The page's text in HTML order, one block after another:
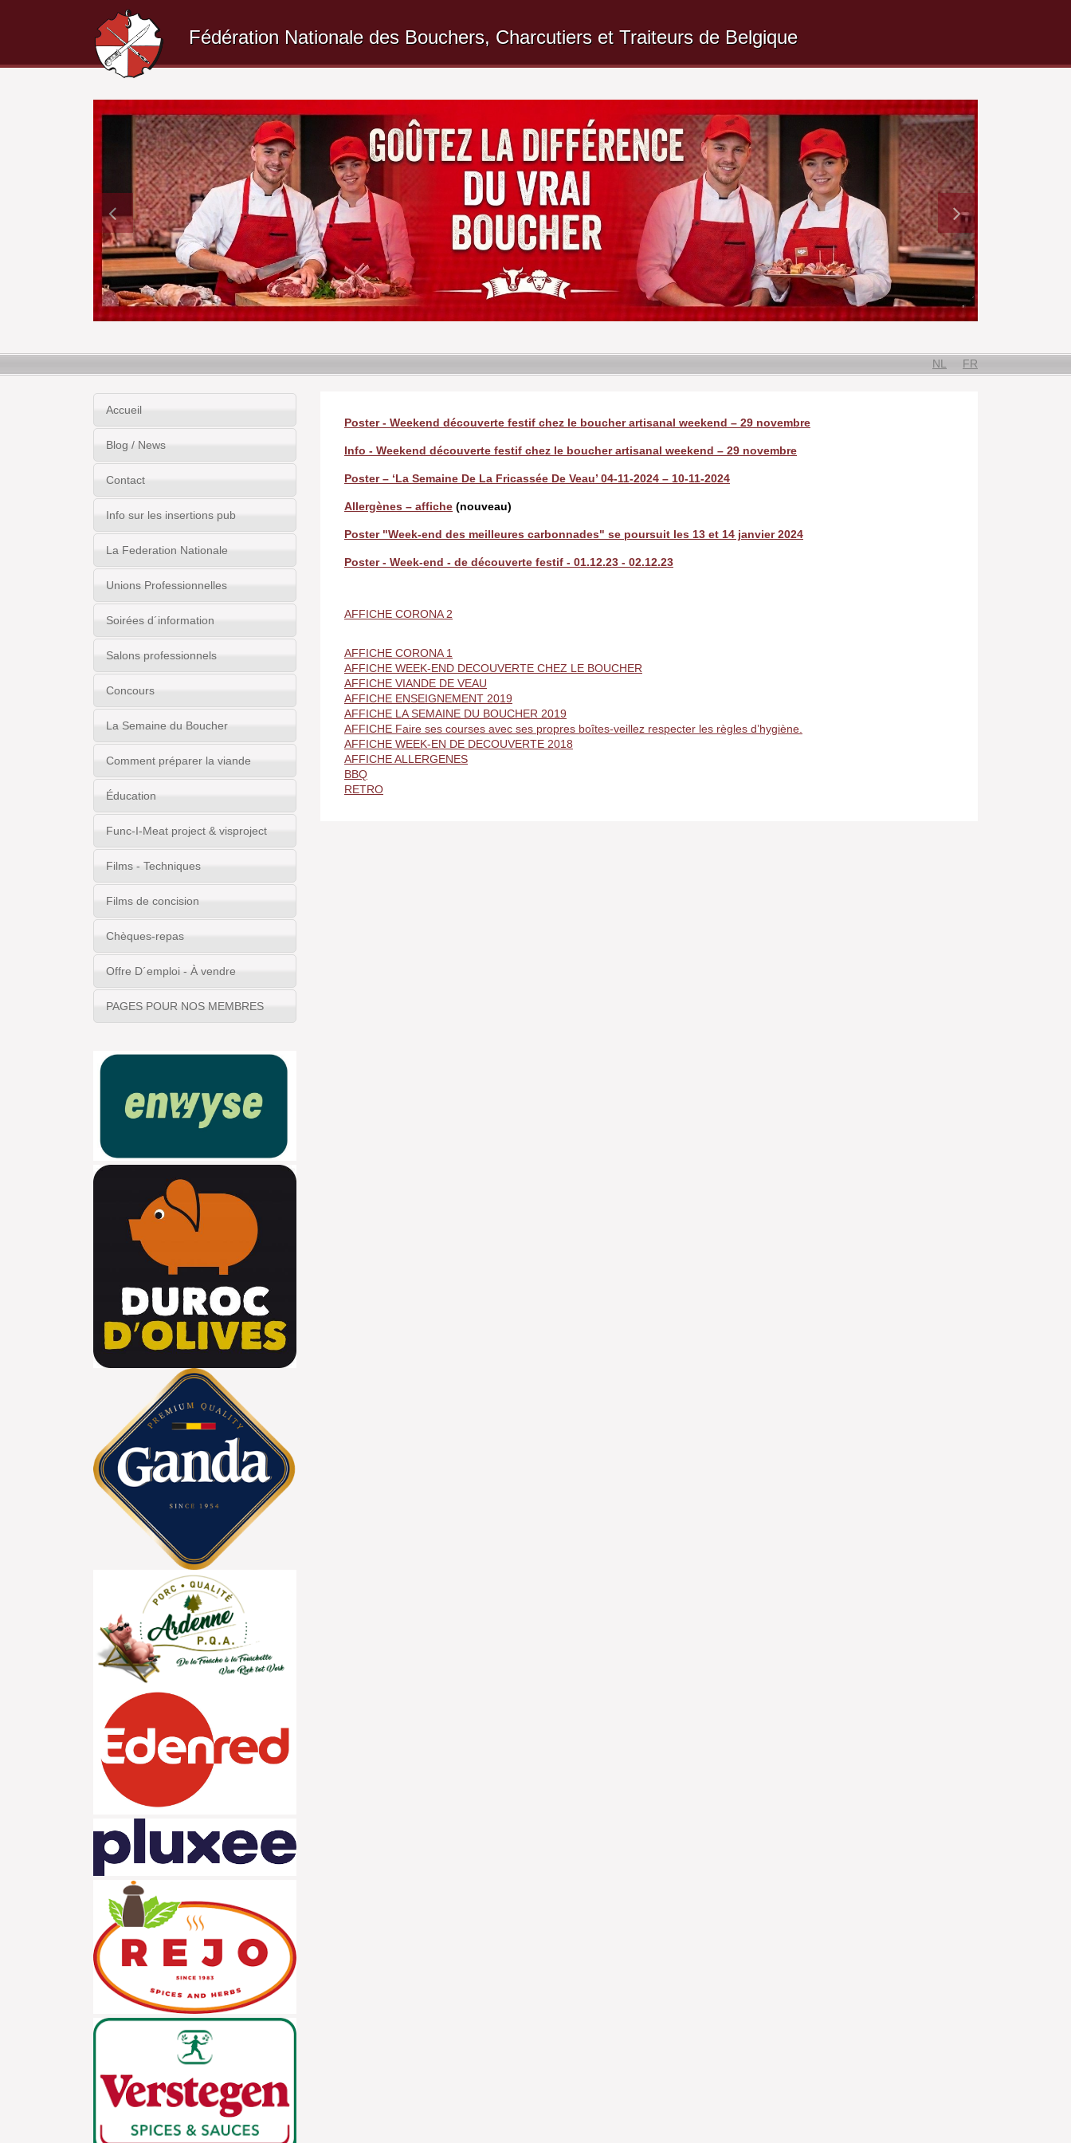
Fédération Nationale des Bouchers, Charcutiers et Traiteurs de Belgique
NL FR
Accueil
Blog / News
Contact
Info sur les insertions pub
La Federation Nationale
Unions Professionnelles
Soirées d´information
Salons professionnels
Concours
La Semaine du Boucher
Comment préparer la viande
Éducation
Func-I-Meat project & visproject
Films - Techniques
Films de concision
Chèques-repas
Offre D´emploi - À vendre
PAGES POUR NOS MEMBRES
Poster - Weekend découverte festif chez le boucher artisanal weekend – 29 novembre
Info - Weekend découverte festif chez le boucher artisanal weekend – 29 novembre
Poster – ‘La Semaine De La Fricassée De Veau’ 04-11-2024 – 10-11-2024
Allergènes – affiche (nouveau)
Poster "Week-end des meilleures carbonnades" se poursuit les 13 et 14 janvier 2024
Poster - Week-end - de découverte festif - 01.12.23 - 02.12.23
AFFICHE CORONA 2
AFFICHE CORONA 1
AFFICHE WEEK-END DECOUVERTE CHEZ LE BOUCHER
AFFICHE VIANDE DE VEAU
AFFICHE ENSEIGNEMENT 2019
AFFICHE LA SEMAINE DU BOUCHER 2019
AFFICHE Faire ses courses avec ses propres boîtes-veillez respecter les règles d’hygiène.
AFFICHE WEEK-EN DE DECOUVERTE 2018
AFFICHE ALLERGENES
BBQ
RETRO